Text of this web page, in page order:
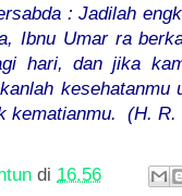
: Jadilah
Ibnu Umar ra
hari, dan jika
kematianmu. (H.
di 16.56